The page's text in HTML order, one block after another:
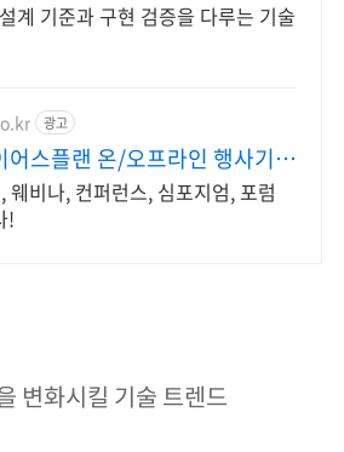
계 기준과 구현 검증을 다루는 기술
광고
어스플랜 온/오프라인 행사기획
비나, 컨퍼런스, 심포지엄, 포럼
!
변화시킬 기술 트렌드